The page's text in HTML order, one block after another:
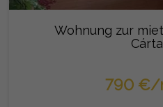
Wohnung zur
790 €/